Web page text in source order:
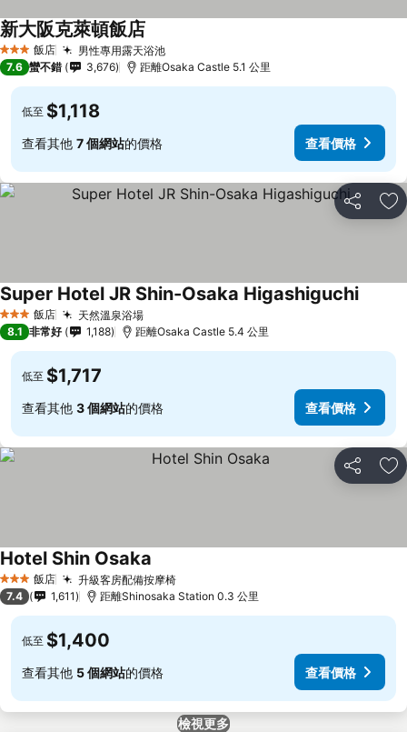
3 星級 飯店 男性專用露天浴池查看價格
新大阪克萊頓飯店
7.6 蠻不錯 3,676 距離Osaka Castle 5.1 公里
低至 $1,118
查看其他 7 個網站的價格 查看價格
分享 加
3 星級 飯店 天然溫泉浴場查看價格
Super Hotel JR Shin-Osaka Higashiguchi查看價
8.1 非常好 1,188 距離Osaka Castle 5.4 公里
低至 $1,717
查看其他 3 個網站的價格 查看價格
分享 加
3 星級 飯店 升級客房配備按摩椅查看價格
Hotel Shin Osaka
7.4 1,611 距離Shinosaka Station 0.3 公里
低至 $1,400
查看其他 5 個網站的價格 查看價格
檢視更多